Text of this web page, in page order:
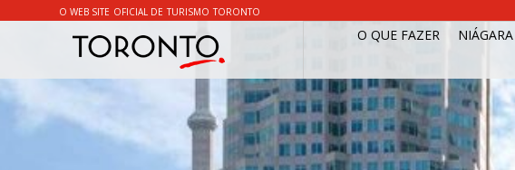
O WEB SITE OFICIAL DE TURISMO TORONTO
O QUE FAZER NIÁGARA